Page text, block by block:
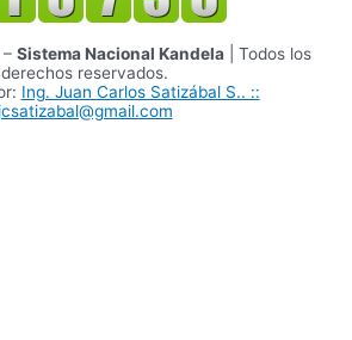
Sistema Nacional Kandela| Todos los
derechos reservados.
Ing. Juan Carlos Satizábal S.. ::